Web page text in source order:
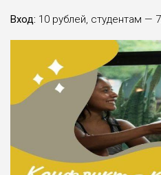
Вход: 10 рублей, студентам —